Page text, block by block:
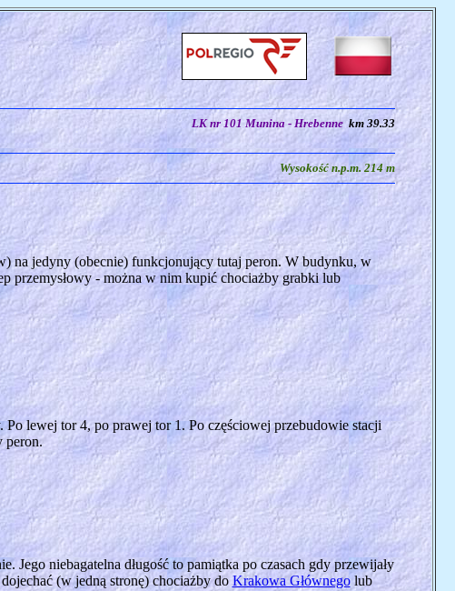
LK nr 101 Munina - Hrebenne km 39.33
Wysokość n.p.m. 214 m
na jedyny (obecnie) funkcjonujący tutaj peron. W budynku, w
przemysłowy - można w nim kupić chociażby grabki lub
lewej tor 4, po prawej tor 1. Po częściowej przebudowie stacji
peron.
Jego niebagatelna długość to pamiątka po czasach gdy przewijały
(w jedną stronę) chociażby do Krakowa Głównegolub